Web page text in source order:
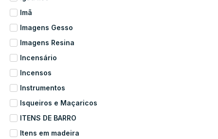
Imã
Imagens Gesso
Imagens Resina
Incensário
Incensos
Instrumentos
Isqueiros e Maçaricos
ITENS DE BARRO
Itens em madeira